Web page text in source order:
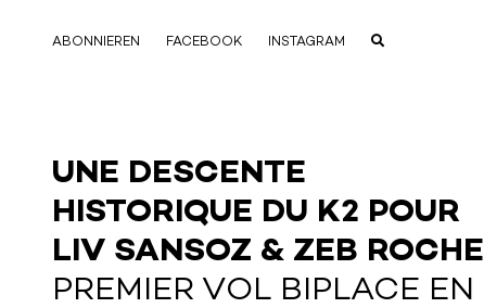
ABONNIEREN FACEBOOK INSTAGRAM
UNE DESCENTE
HISTORIQUE DU K2 POUR
LIV SANSOZ & ZEB ROCHE
PREMIER VOL BIPLACE EN